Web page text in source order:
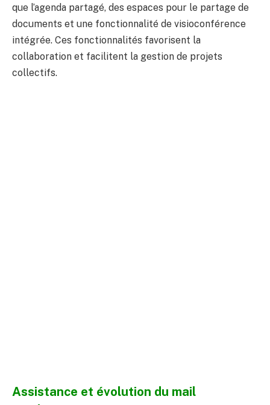
que l’agenda partagé, des espaces pour le partage de
documents et une fonctionnalité de visioconférence
intégrée. Ces fonctionnalités favorisent la
collaboration et facilitent la gestion de projets
collectifs.
Assistance et évolution du mail